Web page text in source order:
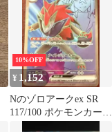
10%OFF
¥ 1,152
Nのゾロアークex SR
117/100 ポケモンカード